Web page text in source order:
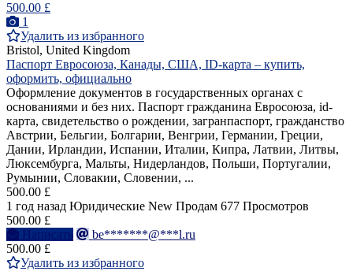
500.00 £
1
Удалить из избранного
Bristol, United Kingdom
Паспорт Евросоюза, Канады, США, ID-карта – купить,
оформить, официально
Оформление документов в государственных органах с
основаниями и без них. Паспорт гражданина Евросоюза, id-
карта, свидетельство о рождении, загранпаспорт, гражданство
Австрии, Бельгии, Болгарии, Венгрии, Германии, Греции,
Дании, Ирландии, Испании, Италии, Кипра, Латвии, Литвы,
Люксембурга, Мальты, Нидерландов, Польши, Португалии,
Румынии, Словакии, Словении, ...
500.00 £
1 год назад Юридические New Продам 677 Просмотров
500.00 £
Написать
be*******@***l.ru
500.00 £
Удалить из избранного